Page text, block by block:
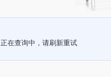
正在查询中，请刷新重试